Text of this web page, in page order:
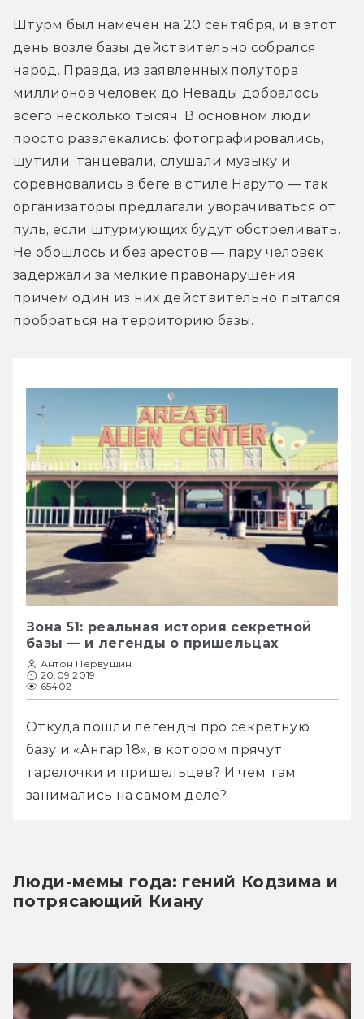
Штурм был намечен на 20 сентября, и в этот
день возле базы действительно собрался
народ. Правда, из заявленных полутора
миллионов человек до Невады добралось
всего несколько тысяч. В основном люди
просто развлекались: фотографировались,
шутили, танцевали, слушали музыку и
соревновались в беге в стиле Наруто — так
организаторы предлагали уворачиваться от
пуль, если штурмующих будут обстреливать.
Не обошлось и без арестов — пару человек
задержали за мелкие правонарушения,
причём один из них действительно пытался
пробраться на территорию базы.
Зона 51: реальная история секретной
базы — и легенды о пришельцах
Антон Первушин
20.09.2019
65402
Откуда пошли легенды про секретную
базу и «Ангар 18», в котором прячут
тарелочки и пришельцев? И чем там
занимались на самом деле?
Люди-мемы года: гений Кодзима и
потрясающий Киану